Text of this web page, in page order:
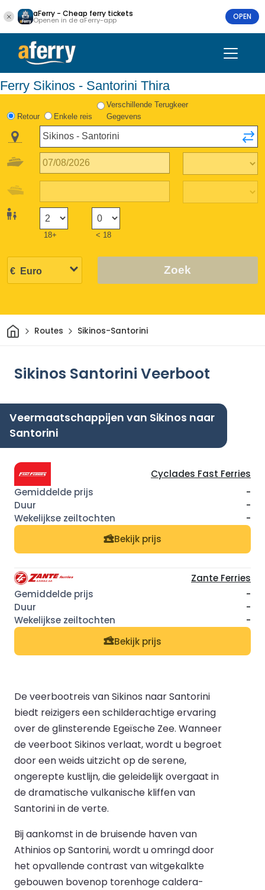
aFerry - Cheap ferry tickets
Openen in de aFerry-app OPEN
Ferry Sikinos - Santorini Thira
Retour Enkele reis
Verschillende Terugkeer
Gegevens
18+ < 18
Zoek
ThuisRoutes Sikinos-Santorini
Sikinos Santorini Veerboot
Veermaatschappijen van Sikinos naar
Santorini
Cyclades Fast Ferries
-
-
-
Bekijk prijs
Zante Ferries
-
-
-
Bekijk prijs
De veerbootreis van Sikinos naar Santorini
biedt reizigers een schilderachtige ervaring
over de glinsterende Egeïsche Zee. Wanneer
de veerboot Sikinos verlaat, wordt u begroet
door een weids uitzicht op de serene,
ongerepte kustlijn, die geleidelijk overgaat in
de dramatische vulkanische kliffen van
Santorini in de verte.
Bij aankomst in de bruisende haven van
Athinios op Santorini, wordt u omringd door
het opvallende contrast van witgekalkte
gebouwen bovenop torenhoge caldera-